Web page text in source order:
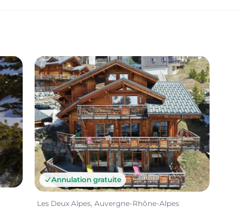
Annulation gratuite
Les Deux Alpes, Auvergne-Rhône-Alpes